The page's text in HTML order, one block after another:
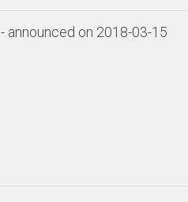
- announced on 2018-03-15